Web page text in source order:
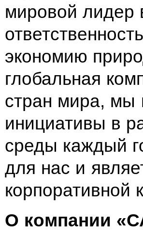
мировой лидер
экономию
глобальная
стран мира, мы
инициативы в
среды каждый
для нас и
корпоративной
О компании